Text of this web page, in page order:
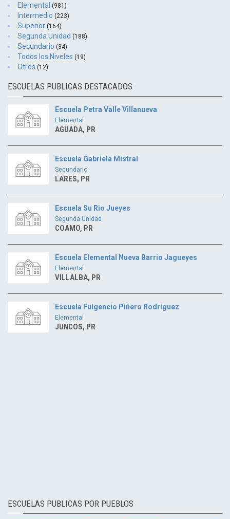
Elemental (981)
Intermedio (223)
Superior (164)
Segunda Unidad (188)
Secundario (34)
Todos los Niveles (19)
Otros (12)
ESCUELAS PUBLICAS DESTACADOS
Escuela Petra Valle Villanueva
Elemental
AGUADA, PR
Escuela Gabriela Mistral
Secundario
LARES, PR
Escuela Su Rio Jueyes
Segunda Unidad
COAMO, PR
Escuela Elemental Nueva Barrio Jagueyes
Elemental
VILLALBA, PR
Escuela Fulgencio Piñero Rodriguez
Elemental
JUNCOS, PR
ESCUELAS PUBLICAS POR PUEBLOS